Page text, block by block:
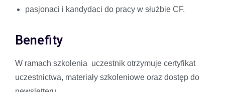
pasjonaci i kandydaci do pracy w służbie CF.
Benefity
W ramach szkolenia uczestnik otrzymuje certyfikat
uczestnictwa, materiały szkoleniowe oraz dostęp do